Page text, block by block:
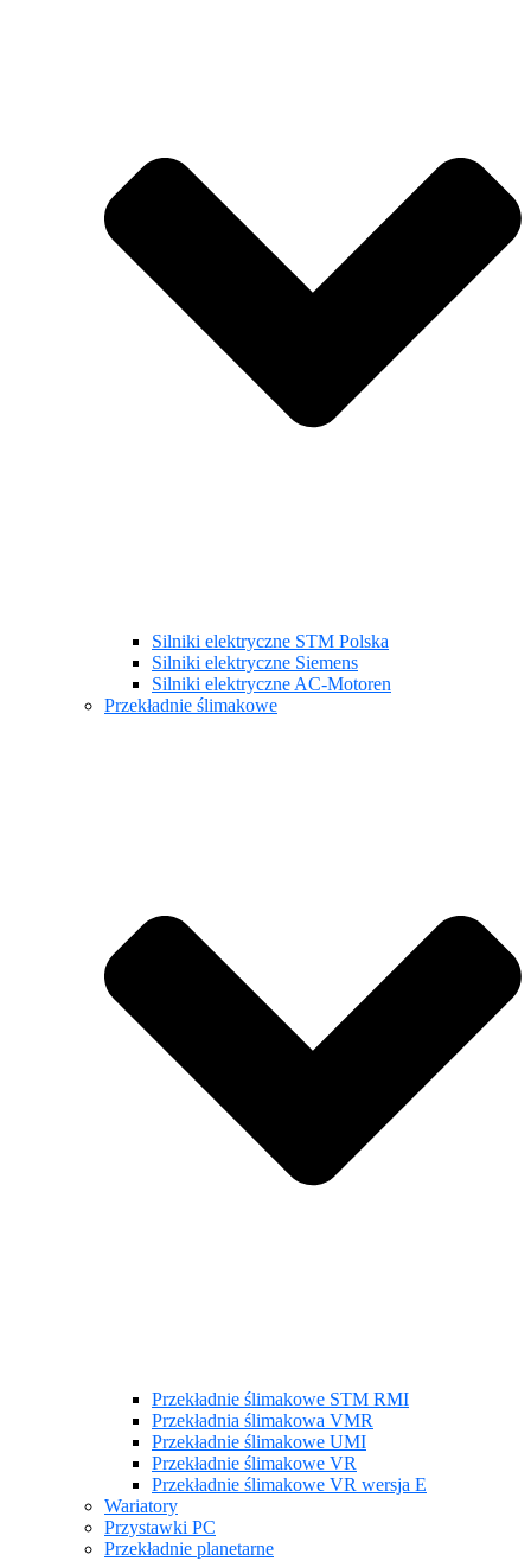
Silniki elektryczne STM Polska
Silniki elektryczne Siemens
Silniki elektryczne AC-Motoren
Przekładnie ślimakowe
Przekładnie ślimakowe STM RMI
Przekładnia ślimakowa VMR
Przekładnie ślimakowe UMI
Przekładnie ślimakowe VR
Przekładnie ślimakowe VR wersja E
Wariatory
Przystawki PC
Przekładnie planetarne